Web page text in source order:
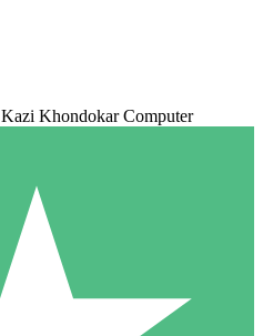
Kazi Khondokar Computer